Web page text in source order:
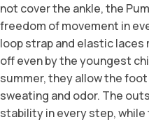
not cover the ankle, the
freedom of movement in
loop strap and elastic laces
off even by the youngest
summer, they allow the
sweating and odor. The
stability in every step,